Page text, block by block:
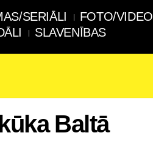
SERIĀLI FOTO/VIDEO
SLAVENĪBAS
Baltā